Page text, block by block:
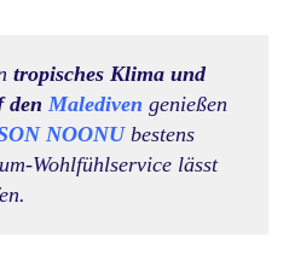
tropisches Klima und
den Malediven genießen
NOONUbestens
Wohlfühlservice lässt